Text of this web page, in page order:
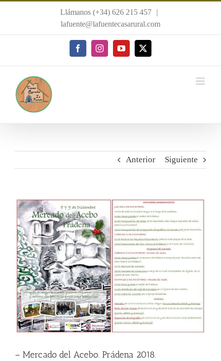
Llámanos (+34) 626 215 457
|
lafuente@lafuentecasarural.com
FacebookInstagramYouTube
X
Anterior Siguiente
– Mercado del Acebo. Prádena 2018.